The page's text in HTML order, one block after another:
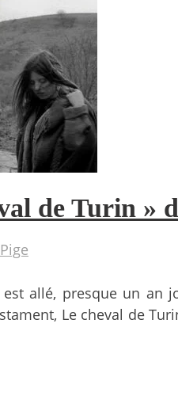
de Turin »
allé, presque un
Le cheval de